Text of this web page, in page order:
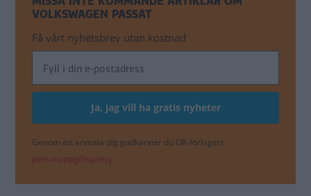
VOLKSWAGEN PASSAT
Få vårt nyhetsbrev utan kostnad
Genom att anmäla dig godkänner du OK-förlagets
personuppgiftspolicy.